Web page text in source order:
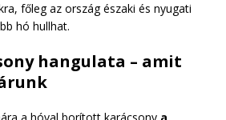
főleg az ország északi és nyugati
hó hullhat.
hangulata – amit